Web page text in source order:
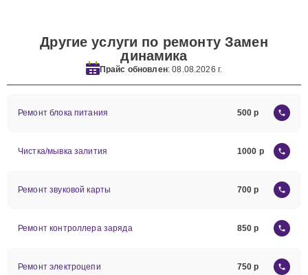
Другие услуги по ремонту Замен
динамика
Прайс обновлен: 08.08.2026 г.
Ремонт блока питания 500
Чистка/мывка залития 1000
Ремонт звуковой карты 700
Ремонт контроллера заряда 850
Ремонт электроцепи 750